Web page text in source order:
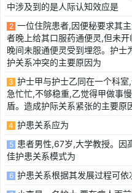
中涉及到的是人际认知效应是
2 一位住院患者,因便秘要求其
者晚上给其口服药通便灵,但未
晚间未服通便灵受到埋怨。护士
护关系冲突的主要原因为
3 护士甲与护士乙同在一个科
急忙忙,不够稳重,乙觉得甲做事
盾。造成护际关系紧张的主要原
4 护患关系应为
5 患者男性,67岁,大学教授。因
佳护患关系模式为
6 护患关系根据其发展过程可依